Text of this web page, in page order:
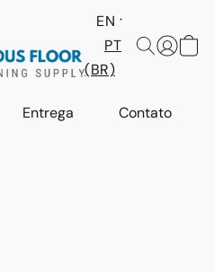
EN
PT
(BR)
Entrega Contato